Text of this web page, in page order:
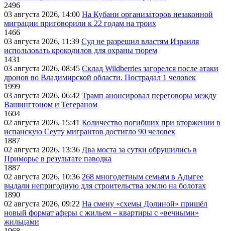
2496
03 августа 2026, 14:00 На Кубани организаторов незаконной
миграции приговорили к 22 годам на троих
1466
03 августа 2026, 11:39 Суд не разрешил властям Израиля
использовать крокодилов для охраны тюрем
1431
03 августа 2026, 08:45 Склад Wildberries загорелся после атаки
дронов во Владимирской области. Пострадал 1 человек
1999
03 августа 2026, 06:42 Трамп анонсировал переговоры между
Вашингтоном и Тегераном
1604
02 августа 2026, 15:41 Количество погибших при вторжении в
испанскую Сеуту мигрантов достигло 90 человек
1887
02 августа 2026, 13:36 Два моста за сутки обрушились в
Приморье в результате паводка
1887
02 августа 2026, 10:36 268 многодетным семьям в Адыгее
выдали непригодную для строительства землю на болотах
1890
02 августа 2026, 09:22 На смену «схемы Долиной» пришёл
новый формат аферы с жильем – квартиры с «вечными»
жильцами